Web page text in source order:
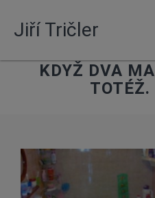
Jiří Tričler
KDYŽ DVA